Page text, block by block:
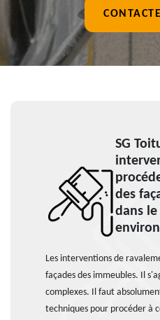
SG
des
dans le
Les interventions de
façades des immeubles. Il
complexes. Il faut
techniques pour procéder à